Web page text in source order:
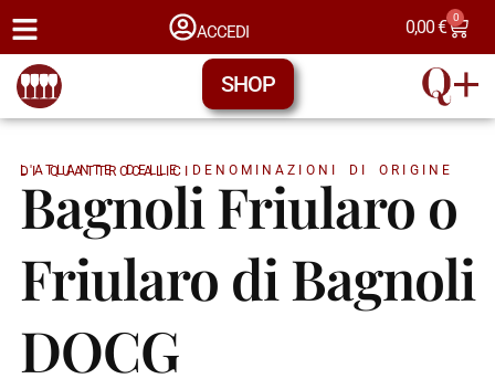
ACCEDI 0,00€ 0
SHOP
L'ATLANTE DELLE DENOMINAZIONI DI ORIGINE DI QUATTROCALICI
Bagnoli Friularo o
Friularo di Bagnoli
DOCG